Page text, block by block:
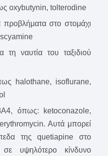
oxybutynin, tolterodine
στο στομάχι
τη ναυτία του ταξιδιού
halothane, isoflurane,
όπως: ketoconazole,
Αυτά μπορεί
της quetiapine στο
υψηλότερο κίνδυνο